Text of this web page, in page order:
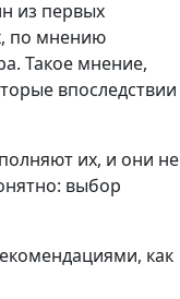
из первых
по мнению
Такое мнение,
впоследствии
их, и они не
выбор
как